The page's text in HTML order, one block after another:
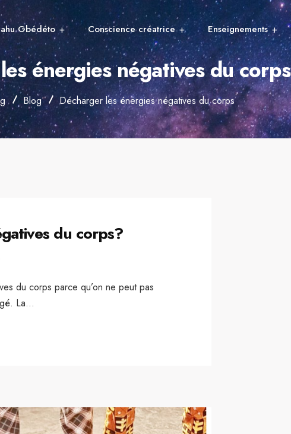
Gbédéto Conscience créatrice Enseignements
énergies négatives du corps
Blog Décharger les énergies négatives du corps
du corps?
du corps parce qu’on ne peut pas
La...